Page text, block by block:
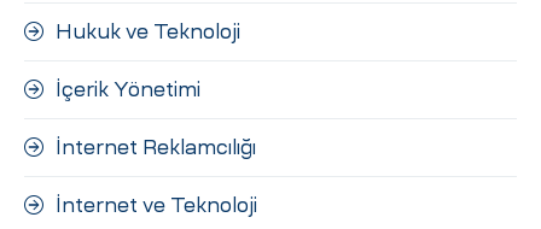
Hukuk ve Teknoloji
İçerik Yönetimi
İnternet Reklamcılığı
İnternet ve Teknoloji